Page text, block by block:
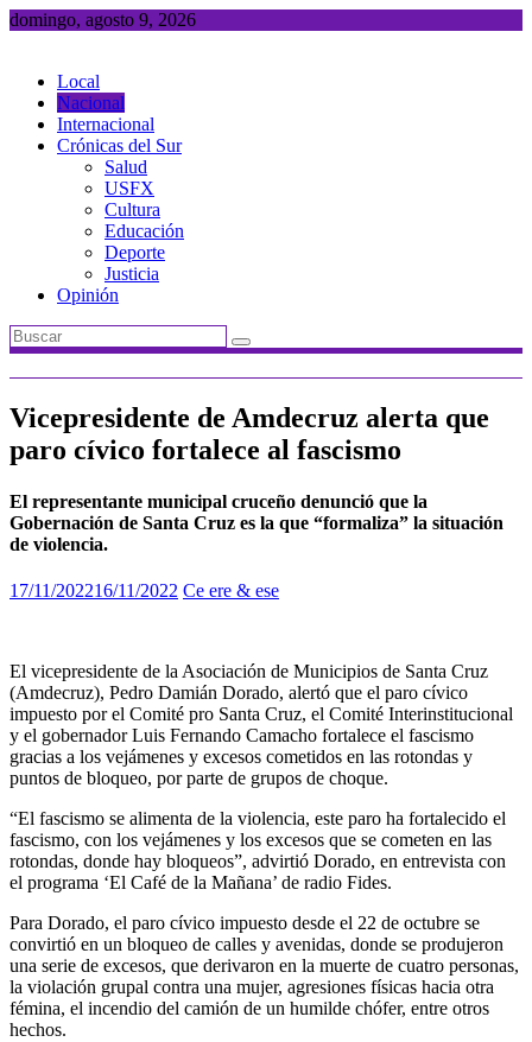
Saltar
domingo, agosto 9, 2026
Local
Nacional
Internacional
Crónicas del Sur
Salud
USFX
Cultura
Educación
Deporte
Justicia
Opinión
Vicepresidente de Amdecruz alerta que
paro cívico fortalece al fascismo
El representante municipal cruceño denunció que la
Gobernación de Santa Cruz es la que “formaliza” la situación
de violencia.
17/11/202216/11/2022 Ce ere & ese
El vicepresidente de la Asociación de Municipios de Santa Cruz
(Amdecruz), Pedro Damián Dorado, alertó que el paro cívico
impuesto por el Comité pro Santa Cruz, el Comité Interinstitucional
y el gobernador Luis Fernando Camacho fortalece el fascismo
gracias a los vejámenes y excesos cometidos en las rotondas y
puntos de bloqueo, por parte de grupos de choque.
“El fascismo se alimenta de la violencia, este paro ha fortalecido el
fascismo, con los vejámenes y los excesos que se cometen en las
rotondas, donde hay bloqueos”, advirtió Dorado, en entrevista con
el programa ‘El Café de la Mañana’ de radio Fides.
Para Dorado, el paro cívico impuesto desde el 22 de octubre se
convirtió en un bloqueo de calles y avenidas, donde se produjeron
una serie de excesos, que derivaron en la muerte de cuatro personas,
la violación grupal contra una mujer, agresiones físicas hacia otra
fémina, el incendio del camión de un humilde chófer, entre otros
hechos.